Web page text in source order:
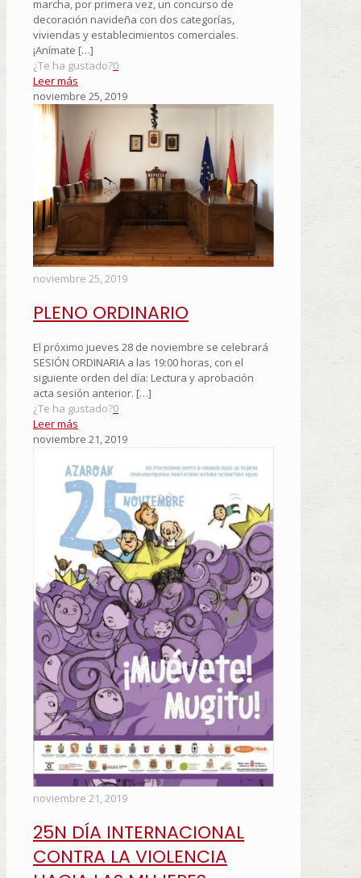
marcha, por primera vez, un concurso de
decoración navideña con dos categorías,
viviendas y establecimientos comerciales.
¡Anímate […]
¿Te ha gustado?0
Leer más
noviembre 25, 2019
noviembre 25, 2019
PLENO ORDINARIO
El próximo jueves 28 de noviembre se celebrará
SESIÓN ORDINARIA a las 19:00 horas, con el
siguiente orden del día: Lectura y aprobación
acta sesión anterior. […]
¿Te ha gustado?0
Leer más
noviembre 21, 2019
noviembre 21, 2019
25N DÍA INTERNACIONAL
CONTRA LA VIOLENCIA